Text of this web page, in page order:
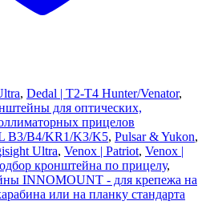
, Dedal | T2-T4 Hunter/Venator,
для оптических,
прицелов
B3/B4/KR1/K3/K5, Pulsar & Yukon,
Ultra, Venox | Patriot, Venox |
кронштейна по прицелу,
INNOMOUNT - для крепежа на
или на планку стандарта